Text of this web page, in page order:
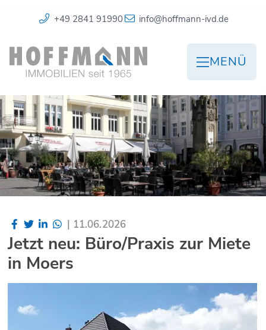
+49 2841 91990 info@hoffmann-ivd.de
MENÜ
| 11.06.2026
Jetzt neu: Büro/Praxis zur Miete
in Moers